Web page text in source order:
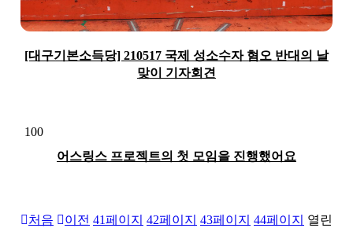
[대구기본소득당] 210517 국제 성소수자 혐오 반대의 날
맞이 기자회견
100
어스링스 프로젝트의 첫 모임을 진행했어요
처음 이전 41페이지 42페이지 43페이지 44페이지
열린